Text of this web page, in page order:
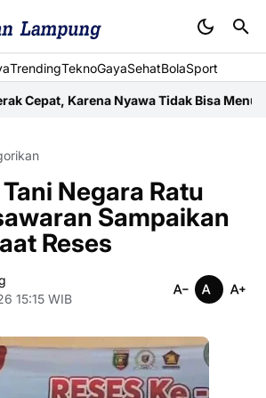
TrendingTeknoGayaSehatBolaSport
Nyawa Tidak Bisa MenungguWujud
Negara Ratu
Sampaikan
Reses
15:15 WIB